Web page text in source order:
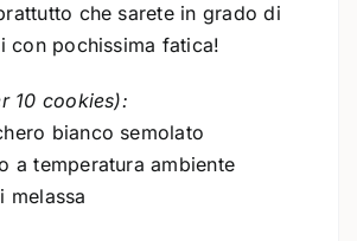
che sarete in grado di
con pochissima fatica!
10 cookies):
bianco semolato
a temperatura ambiente
melassa